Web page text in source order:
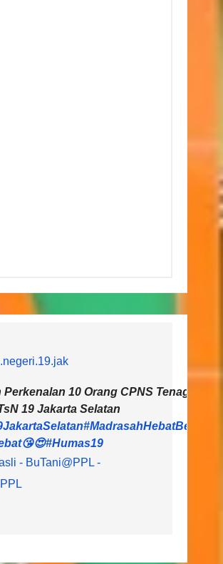
Perkenalan 10 Orang CPNS Tenaga
19 Jakarta Selatan
#Humas19
- BuTani@PPL -